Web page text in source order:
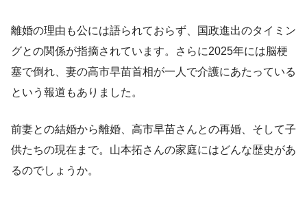
離婚の理由も公には語られておらず、国政進出のタイミン
グとの関係が指摘されています。さらに2025年には脳梗
塞で倒れ、妻の高市早苗首相が一人で介護にあたっている
という報道もありました。
前妻との結婚から離婚、高市早苗さんとの再婚、そして子
供たちの現在まで。山本拓さんの家庭にはどんな歴史があ
るのでしょうか。